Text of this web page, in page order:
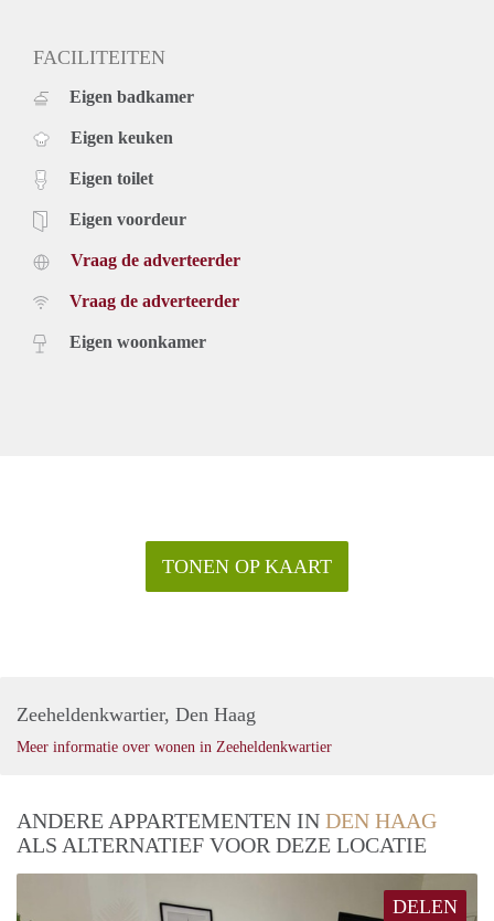
FACILITEITEN
Eigen badkamer
Eigen keuken
Eigen toilet
Eigen voordeur
Vraag de adverteerder
Vraag de adverteerder
Eigen woonkamer
TONEN OP KAART
Zeeheldenkwartier, Den Haag
Meer informatie over wonen in Zeeheldenkwartier
ANDERE APPARTEMENTEN IN DEN HAAG
ALS ALTERNATIEF VOOR DEZE LOCATIE
DELEN